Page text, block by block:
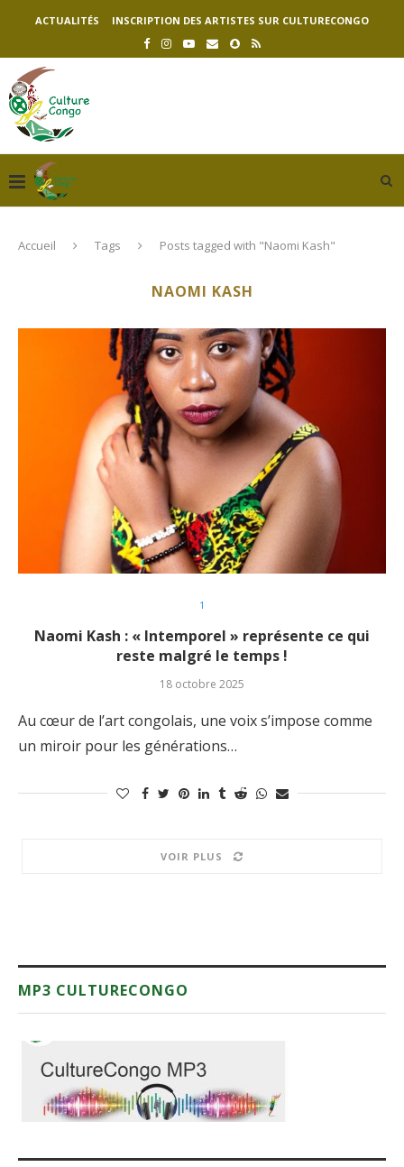
ACTUALITÉS INSCRIPTION DES ARTISTES SUR CULTURECONGO
Accueil Tags Posts tagged with "Naomi Kash"
NAOMI KASH
1
Naomi Kash : « Intemporel » représente ce qui
reste malgré le temps !
18 octobre 2025
Au cœur de l’art congolais, une voix s’impose comme
un miroir pour les générations…
VOIR PLUS
MP3 CULTURECONGO